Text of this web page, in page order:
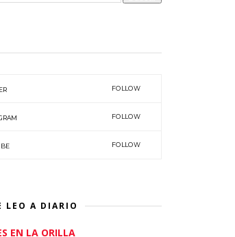
FOLLOW
FOLLOW
FOLLOW
LEO A DIARIO
EN LA ORILLA